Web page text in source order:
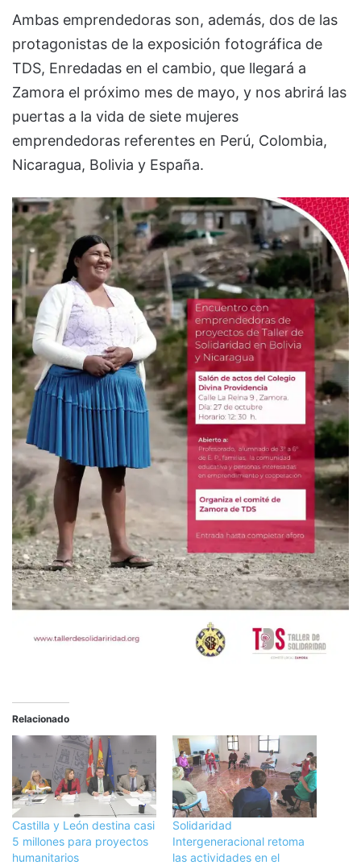
Ambas emprendedoras son, además, dos de las
protagonistas de la exposición fotográfica de
TDS, Enredadas en el cambio, que llegará a
Zamora el próximo mes de mayo, y nos abrirá las
puertas a la vida de siete mujeres
emprendedoras referentes en Perú, Colombia,
Nicaragua, Bolivia y España.
Relacionado
Castilla y León destina casi
5 millones para proyectos
humanitarios
Solidaridad
Intergeneracional retoma
las actividades en el